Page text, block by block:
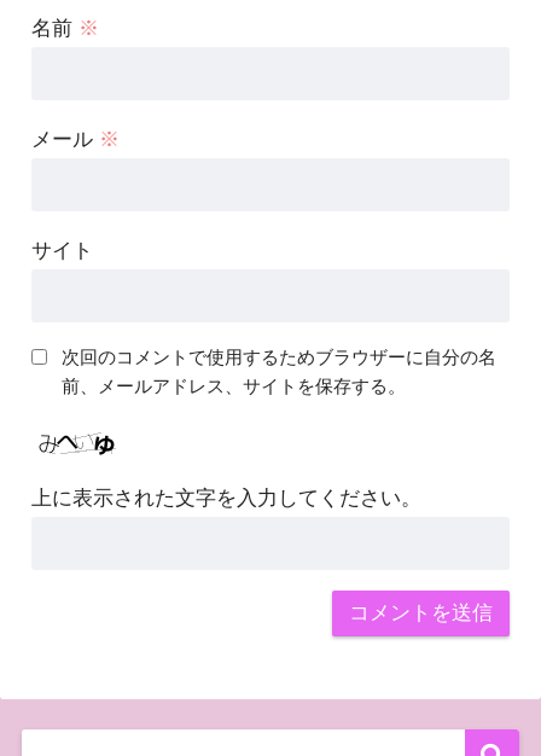
名前 ※
メール ※
サイト
次回のコメントで使用するためブラウザーに自分の名
前、メールアドレス、サイトを保存する。
上に表示された文字を入力してください。